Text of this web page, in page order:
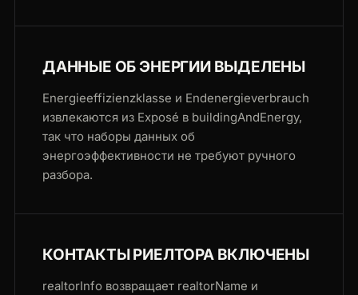
ДАННЫЕ ОБ ЭНЕРГИИ ВЫДЕЛЕНЫ
Energieeffizienzklasse и Endenergieverbrauch
извлекаются из Exposé в buildingAndEnergy,
так что наборы данных об
энергоэффективности не требуют ручного
разбора.
КОНТАКТЫ РИЕЛТОРА ВКЛЮЧЕНЫ
realtorInfo возвращает realtorName и